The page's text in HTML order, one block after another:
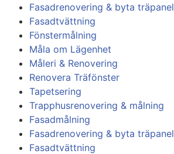
Fasadrenovering & byta träpanel
Fasadtvättning
Fönstermålning
Måla om Lägenhet
Måleri & Renovering
Renovera Träfönster
Tapetsering
Trapphusrenovering & målning
Fasadmålning
Fasadrenovering & byta träpanel
Fasadtvättning